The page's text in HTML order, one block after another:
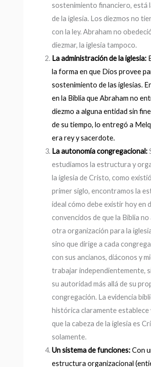
sostenimiento financiero, está
de la iglesia. Los diezmos no
con la ley. Abraham no
diezmar, la iglesia tampoco.
La administración de la iglesia:
la forma en que Dios provee
sostenimiento de las iglesias.
en la Biblia que Abraham no
diezmo a alguna entidad sin
de su tiempo, lo entregó a
era rey y sacerdote.
La autonomía congregacional:
estudiamos la estructura y
la iglesia de Cristo, como
primer siglo, encontramos la
ideal cómo debe existir hoy en
convencidos de que la Biblia
otra organización para la
sino que dirige a cada
con sus ancianos, diáconos y
trabajar independientemente,
su autoridad más allá de su
congregación. La evidencia
histórica claramente establece
que la cabeza de la iglesia es
solamente.
Un sistema de funciones:Con
estructura organizacional